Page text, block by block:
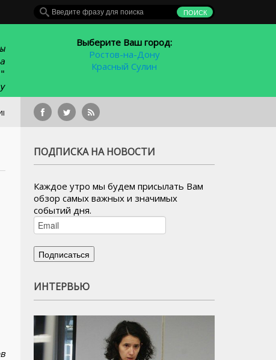
Выберите Ваш город:
Ростов-на-Дону
Красный Сулин
ПОДПИСКА НА НОВОСТИ
Каждое утро мы будем присылать Вам
обзор самых важных и значимых
событий дня.
ИНТЕРВЬЮ